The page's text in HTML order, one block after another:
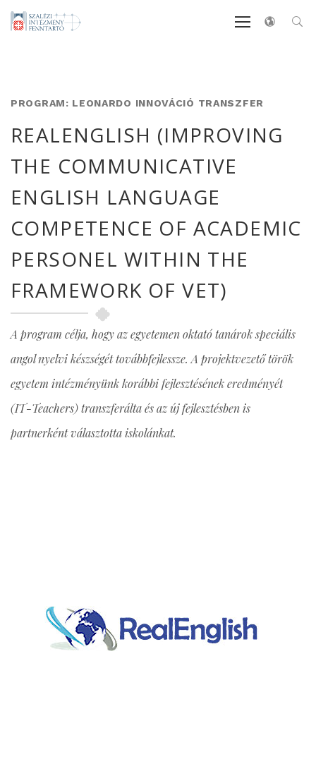
PROGRAM: LEONARDO INNOVÁCIÓ TRANSZFER
REALENGLISH (IMPROVING
THE COMMUNICATIVE
ENGLISH LANGUAGE
COMPETENCE OF ACADEMIC
PERSONEL WITHIN THE
FRAMEWORK OF VET)
A program célja, hogy az egyetemen oktató tanárok speciális
angol nyelvi készségét továbbfejlessze. A projektvezető török
egyetem intézményünk korábbi fejlesztésének eredményét
(IT-Teachers) transzferálta és az új fejlesztésben is
partnerként választotta iskolánkat.